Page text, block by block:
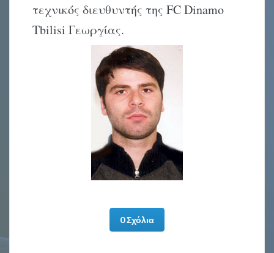
τεχνικός διευθυντής της FC Dinamo
Tbilisi Γεωργίας.
0 Σχόλια